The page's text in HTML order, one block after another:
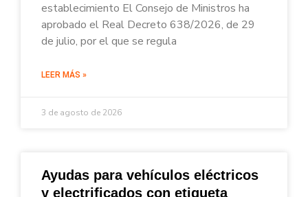
establecimiento El Consejo de Ministros ha
aprobado el Real Decreto 638/2026, de 29
de julio, por el que se regula
LEER MÁS »
3 de agosto de 2026
Ayudas para vehículos eléctricos
y electrificados con etiqueta